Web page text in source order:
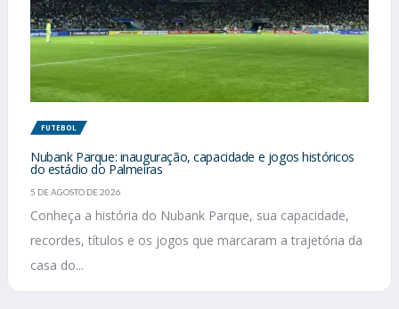
FUTEBOL
Nubank Parque: inauguração, capacidade e jogos históricos
do estádio do Palmeiras
5 DE AGOSTO DE 2026
Conheça a história do Nubank Parque, sua capacidade,
recordes, títulos e os jogos que marcaram a trajetória da
casa do...